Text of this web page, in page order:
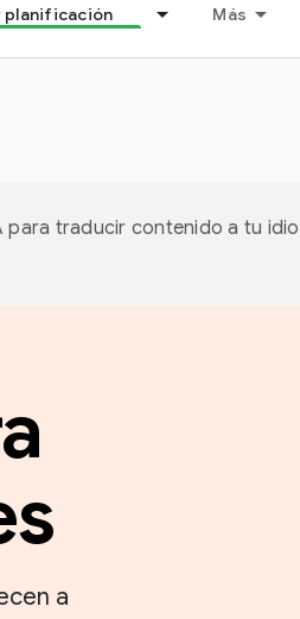
planificación Más
traducir contenido a tu
a